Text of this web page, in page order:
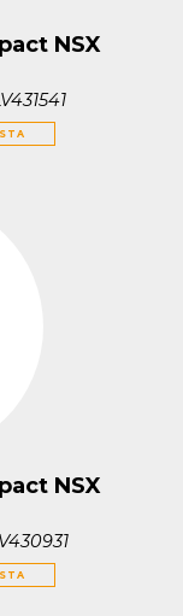
NSX
NSX